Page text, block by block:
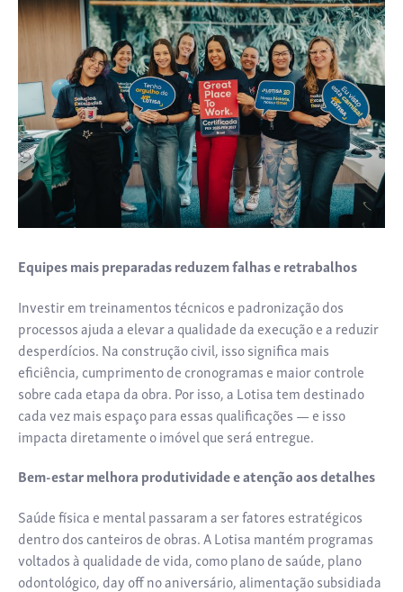
Equipes mais preparadas reduzem falhas e retrabalhos
Investir em treinamentos técnicos e padronização dos
processos ajuda a elevar a qualidade da execução e a reduzir
desperdícios. Na construção civil, isso significa mais
eficiência, cumprimento de cronogramas e maior controle
sobre cada etapa da obra. Por isso, a Lotisa tem destinado
cada vez mais espaço para essas qualificações — e isso
impacta diretamente o imóvel que será entregue.
Bem-estar melhora produtividade e atenção aos detalhes
Saúde física e mental passaram a ser fatores estratégicos
dentro dos canteiros de obras. A Lotisa mantém programas
voltados à qualidade de vida, como plano de saúde, plano
odontológico, day off no aniversário, alimentação subsidiada